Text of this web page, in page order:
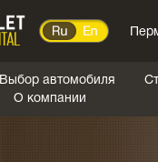
Выбор автомобиля
О компании